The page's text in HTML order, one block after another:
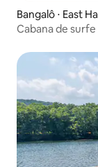
Bangalô ⋅ East
Cabana de